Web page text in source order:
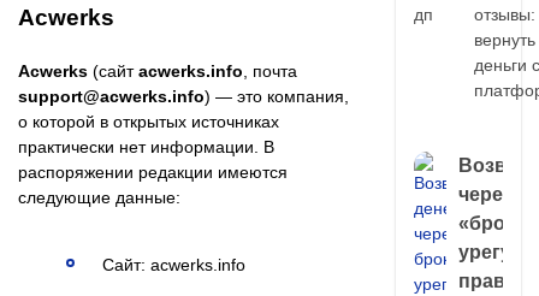
Acwerks
Acwerks (сайтacwerks.info, почта
support@acwerks.info) — это компания,
о которой в открытых источниках
практически нет информации. В
распоряжении редакции имеются
следующие данные:
Сайт: acwerks.info
дп
отзывы:
вернуть
деньги с
через
правда